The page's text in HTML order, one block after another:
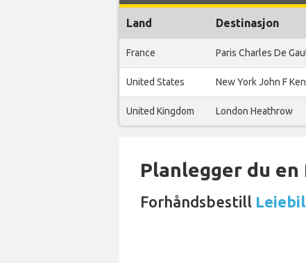
Land Destinasjon
France Paris Charles De
United States New York John F
United Kingdom London Heathrow
Planlegger du
Forhåndsbestill